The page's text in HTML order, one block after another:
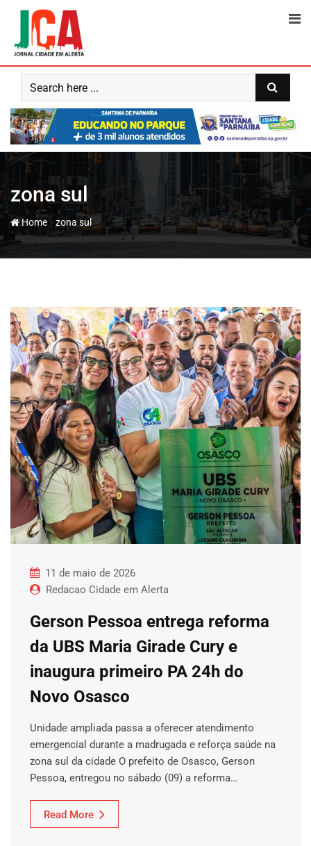
content
zona sul
Home-zona sul
11 de maio de 2026
Redacao Cidade em Alerta
Gerson Pessoa entrega reforma
da UBS Maria Girade Cury e
inaugura primeiro PA 24h do
Novo Osasco
Unidade ampliada passa a oferecer atendimento
emergencial durante a madrugada e reforça saúde na
zona sul da cidade O prefeito de Osasco, Gerson
Pessoa, entregou no sábado (09) a reforma…
Read More